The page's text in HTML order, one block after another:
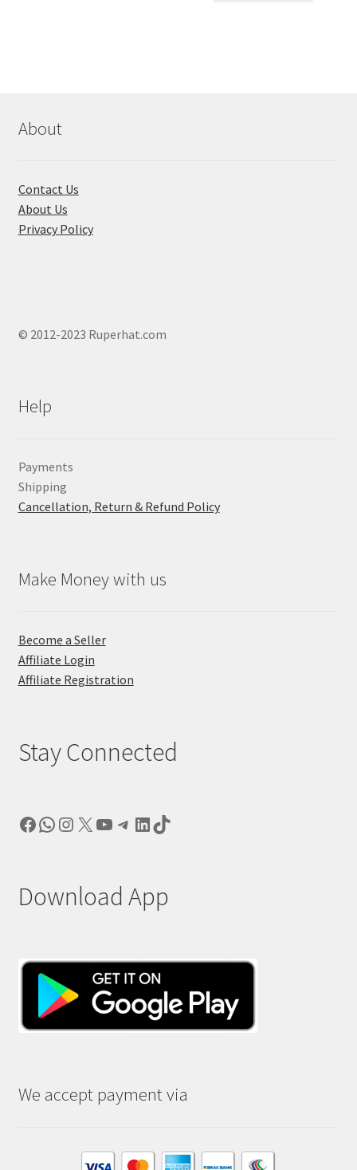
About
Contact Us
About Us
Privacy Policy
© 2012-2023 Ruperhat.com
Help
Payments
Shipping
Cancellation, Return & Refund Policy
Make Money with us
Become a Seller
Affiliate Login
Affiliate Registration
Stay Connected
Facebook
WhatsApp
Instagram
X YouTube
Telegram
LinkedIn
TikTok
Download App
We accept payment via